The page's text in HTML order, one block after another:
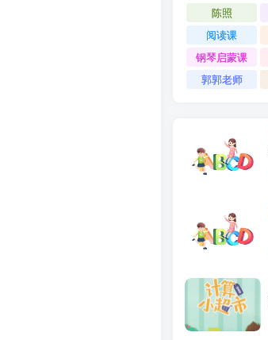
陈照
阅读课
钢琴启蒙课
郭郭老师